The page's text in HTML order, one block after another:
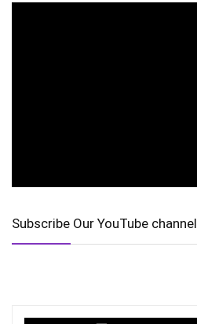
Subscribe Our YouTube channel